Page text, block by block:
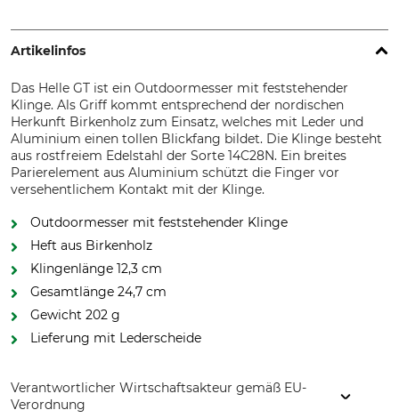
Artikelinfos
Das Helle GT ist ein Outdoormesser mit feststehender
Klinge. Als Griff kommt entsprechend der nordischen
Herkunft Birkenholz zum Einsatz, welches mit Leder und
Aluminium einen tollen Blickfang bildet. Die Klinge besteht
aus rostfreiem Edelstahl der Sorte 14C28N. Ein breites
Parierelement aus Aluminium schützt die Finger vor
versehentlichem Kontakt mit der Klinge.
Outdoormesser mit feststehender Klinge
Heft aus Birkenholz
Klingenlänge 12,3 cm
Gesamtlänge 24,7 cm
Gewicht 202 g
Lieferung mit Lederscheide
Verantwortlicher Wirtschaftsakteur gemäß EU-
Verordnung